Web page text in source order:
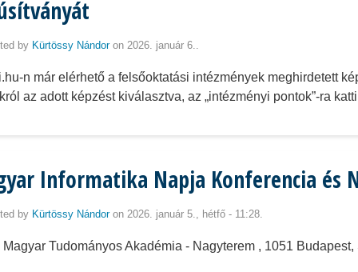
by Kürtössy Nándoron 2026. január 6..
n már elérhető a felsőoktatási intézmények meghirdetett
az adott képzést kiválasztva, az „intézményi pontok”-ra
Informatika Napja Konferencia és
by Kürtössy Nándoron 2026. január 5., hétfő - 11:28.
Magyar Tudományos Akadémia - Nagyterem , 1051